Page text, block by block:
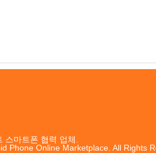
스마트폰 협력 업체.
Phone Online Marketplace. All Rights